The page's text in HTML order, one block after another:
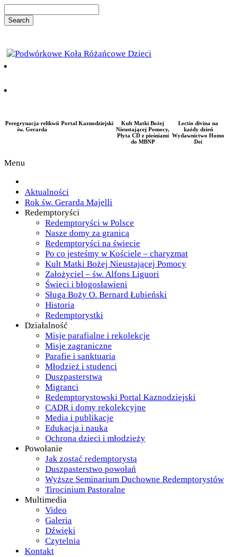
Lectio divina na
każdy dzień
Wydawnictwo Homo
Dei
Kult Matki Bożej
Nieustającej Pomocy,
Płyta CD z pieśniami
do MBNP
Portal Kaznodziejski
Peregrynacja relikwii
św. Gerarda
Menu
Aktualności
Rok św. Gerarda Majelli
Redemptoryści
Redemptoryści w Polsce
Nasze domy za granicą
Redemptoryści na świecie
Po co jesteśmy w Kościele – charyzmat
Kult Matki Bożej Nieustającej Pomocy
Założyciel – św. Alfons Liguori
Święci i błogosławieni
Sługa Boży O. Bernard Łubieński
Historia
Redemptorystki
Działalność
Misje parafialne i rekolekcje
Misje zagraniczne
Parafie i sanktuaria
Młodzież i studenci
Duszpasterstwa
Migranci
Redemptorystowski Portal Kaznodziejski
CADR i domy rekolekcyjne
Media i publikacje
Edukacja i nauka
Ochrona dzieci i młodzieży
Powołanie
Jak zostać redemptorystą
Duszpasterstwo powołań
Wyższe Seminarium Duchowne Redemptorystów
Tirocinium Pastoralne
Multimedia
Video
Galeria
Dźwięki
Czytelnia
Kontakt